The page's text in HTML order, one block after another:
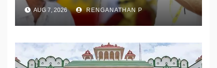
AUG 7, 2026 RENGANATHAN P